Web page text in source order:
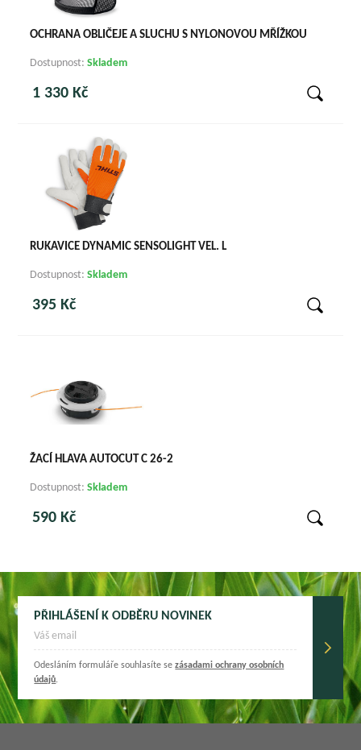
OCHRANA OBLIČEJE A SLUCHU S NYLONOVOU MŘÍŽKOU
Dostupnost:Skladem
1 330 Kč
RUKAVICE DYNAMIC SENSOLIGHT VEL. L
Dostupnost:Skladem
395 Kč
ŽACÍ HLAVA AUTOCUT C 26-2
Dostupnost:Skladem
590 Kč
PŘIHLÁŠENÍ K ODBĚRU NOVINEK
Odesláním formuláře souhlasíte sezásadami ochrany osobních
údajů.